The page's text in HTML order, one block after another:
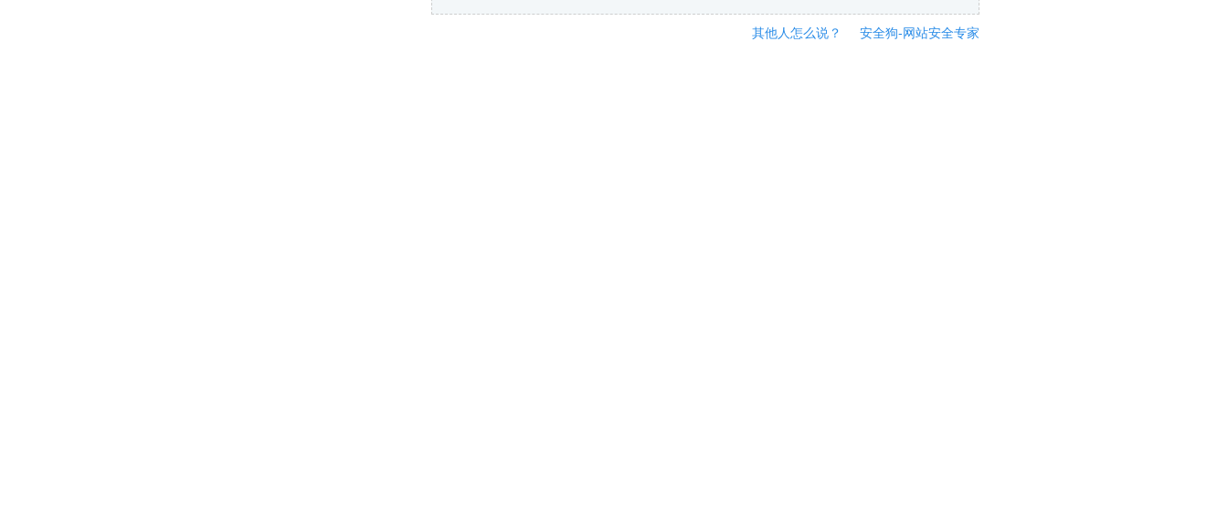
其他人怎么说？ 安全狗-网站安全专家